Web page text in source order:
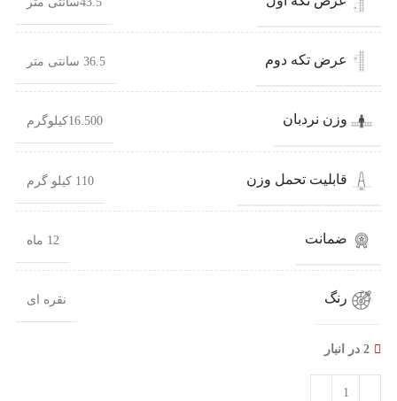
عرض تکه دوم 36.5 سانتی متر
وزن نردبان 16.500کیلوگرم
قابلیت تحمل وزن 110 کیلو گرم
ضمانت 12 ماه
رنگ نقره ای
2 در انبار